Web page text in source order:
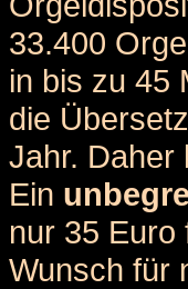
33.400
in bis zu 45
die
Jahr. Daher
Ein
nur 35 Euro
Wunsch für